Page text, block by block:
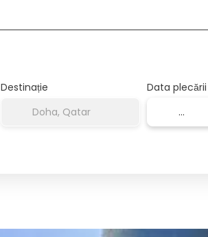
Destinație Data plecării